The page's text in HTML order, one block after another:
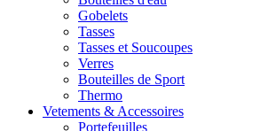
Gobelets
Tasses
Tasses et Soucoupes
Verres
Bouteilles de Sport
Thermo
Vetements & Accessoires
Portefeuilles